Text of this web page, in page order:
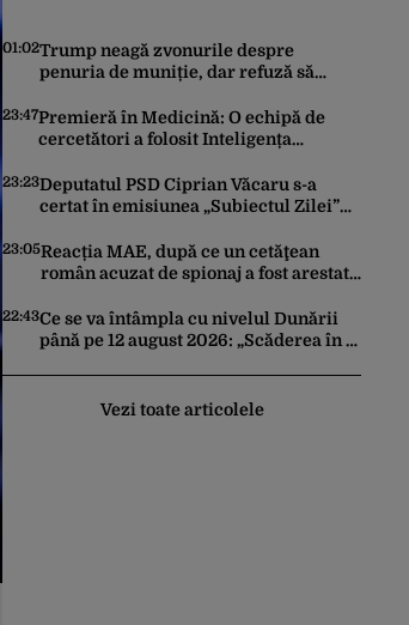
01:02Trump neagă zvonurile despre
penuria de muniție, dar refuză să
nevoie de rachete”
23:47Premieră în Medicină: O echipă de
cercetători a folosit Inteligența
virusuri sintetice la tratarea de E.coli
23:23Deputatul PSD Ciprian Văcaru s-a
certat în emisiunea „Subiectul Zilei”
deficitul fiind motivul scandalului
23:05Reacția MAE, după ce un cetăţean
român acuzat de spionaj a fost arestat
ucrainean ca să asasineze un
producător de drone
22:43Ce se va întâmpla cu nivelul Dunării
până pe 12 august 2026: „Scăderea în 7
Vezi toate articolele